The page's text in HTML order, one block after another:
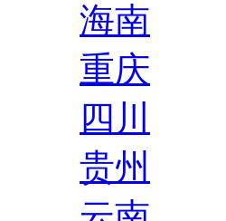
海南
重庆
四川
贵州